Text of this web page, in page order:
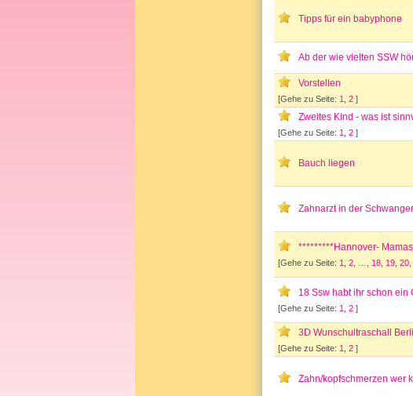
Tipps für ein babyphone
Ab der wie vielten SSW
Vorstellen
[Gehe zu Seite: 1 2 ]
Zweites Kind - was ist
[Gehe zu Seite: 1 2 ]
Bauch liegen
Zahnarzt in der
*********Hannover-
[Gehe zu Seite: 1 2 18 19 20
18 Ssw habt ihr schon ein
[Gehe zu Seite: 1 2 ]
3D Wunschultraschall
[Gehe zu Seite: 1 2 ]
Zahn/kopfschmerzen wer